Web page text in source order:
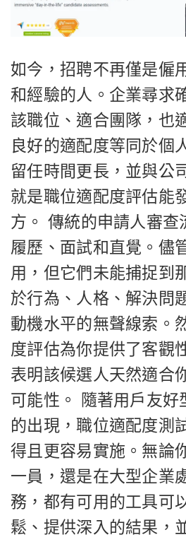
如今，招聘不再僅是僱
和經驗的人。企業尋求
該職位、適合團隊，也
良好的適配度等同於個
留任時間更長，並與公
就是職位適配度評估能
方。 傳統的申請人審查
履歷、面試和直覺。儘
用，但它們未能捕捉到
於行為、人格、解決問
動機水平的無聲線索。
度評估為你提供了客觀
表明該候選人天然適合
可能性。 隨著用戶友好
的出現，職位適配度測
得且更容易實施。無論
一員，還是在大型企業
務，都有可用的工具可
鬆、提供深入的結果，